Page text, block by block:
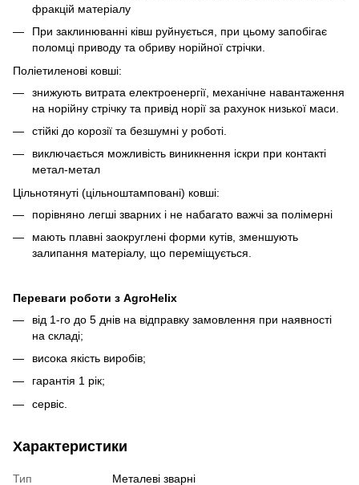
фракцій матеріалу
При заклинюванні ківш руйнується, при цьому запобігає
поломці приводу та обриву норійної стрічки.
Поліетиленові ковші:
знижують витрата електроенергії, механічне навантаження
на норійну стрічку та привід норії за рахунок низької маси.
стійкі до корозії та безшумні у роботі.
виключається можливість виникнення іскри при контакті
метал-метал
Цільнотянуті (цільноштамповані) ковші:
порівняно легші зварних і не набагато важчі за полімерні
мають плавні заокруглені форми кутів, зменшують
залипання матеріалу, що переміщується.
Переваги роботи з AgroHelix
від 1-го до 5 днів на відправку замовлення при наявності
на складі;
висока якість виробів;
гарантія 1 рік;
сервіс.
Характеристики
Тип
Металеві зварні